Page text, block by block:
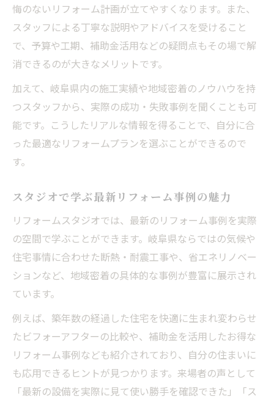
悔のないリフォーム計画が立てやすくなります。また、
スタッフによる丁寧な説明やアドバイスを受けること
で、予算や工期、補助金活用などの疑問点もその場で解
消できるのが大きなメリットです。
加えて、岐阜県内の施工実績や地域密着のノウハウを持
つスタッフから、実際の成功・失敗事例を聞くことも可
能です。こうしたリアルな情報を得ることで、自分に合
った最適なリフォームプランを選ぶことができるので
す。
スタジオで学ぶ最新リフォーム事例の魅力
リフォームスタジオでは、最新のリフォーム事例を実際
の空間で学ぶことができます。岐阜県ならではの気候や
住宅事情に合わせた断熱・耐震工事や、省エネリノベー
ションなど、地域密着の具体的な事例が豊富に展示され
ています。
例えば、築年数の経過した住宅を快適に生まれ変わらせ
たビフォーアフターの比較や、補助金を活用したお得な
リフォーム事例なども紹介されており、自分の住まいに
も応用できるヒントが見つかります。来場者の声として
「最新の設備を実際に見て使い勝手を確認できた」「ス